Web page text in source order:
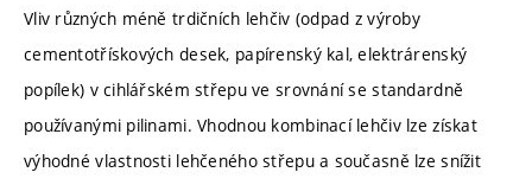
Vliv různých méně trdičních lehčiv (odpad z výroby
cementotřískových desek, papírenský kal, elektrárenský
popílek) v cihlářském střepu ve srovnání se standardně
používanými pilinami. Vhodnou kombinací lehčiv lze získat
výhodné vlastnosti lehčeného střepu a současně lze snížit